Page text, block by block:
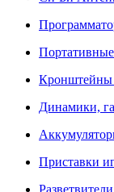
Кронштейны
Динамики,
Приставки